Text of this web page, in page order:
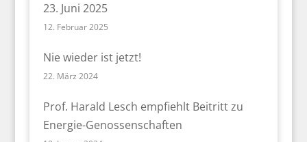
23. Juni 2025
12. Februar 2025
Nie wieder ist jetzt!
22. März 2024
Prof. Harald Lesch empfiehlt Beitritt zu
Energie-Genossenschaften